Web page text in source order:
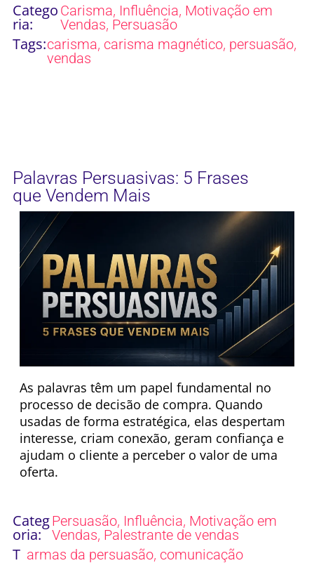
Catego
ria:
Carisma, Influência, Motivação em
Vendas, Persuasão
Tags:carisma, carisma magnético, persuasão,
vendas
Palavras Persuasivas: 5 Frases
que Vendem Mais
As palavras têm um papel fundamental no
processo de decisão de compra. Quando
usadas de forma estratégica, elas despertam
interesse, criam conexão, geram confiança e
ajudam o cliente a perceber o valor de uma
oferta.
Categ
oria:
Persuasão, Influência, Motivação em
Vendas, Palestrante de vendas
T armas da persuasão, comunicação